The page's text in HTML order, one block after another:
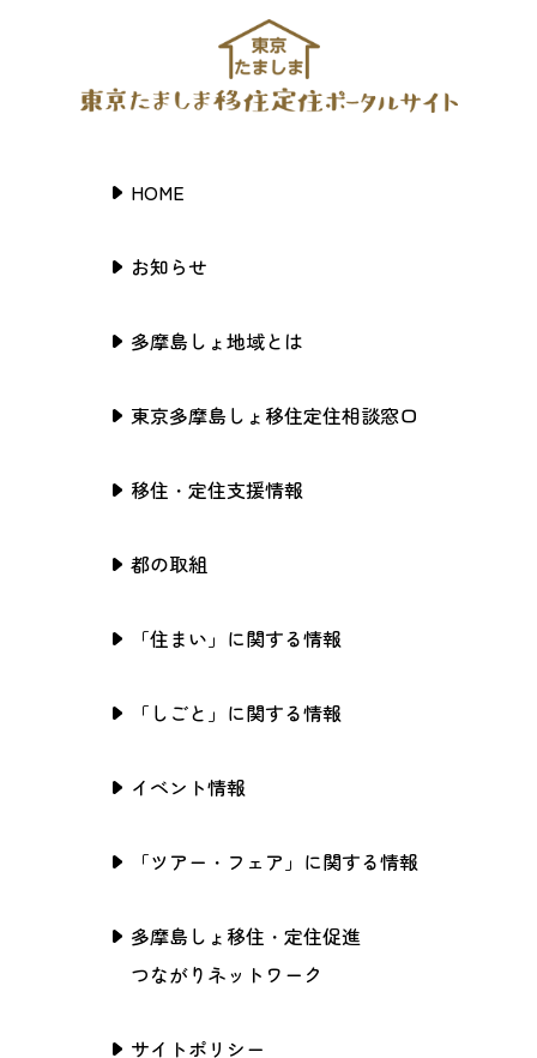
HOME
お知らせ
多摩島しょ地域とは
東京多摩島しょ移住定住相談窓口
移住・定住支援情報
都の取組
「住まい」に関する情報
「しごと」に関する情報
イベント情報
「ツアー・フェア」に関する情報
多摩島しょ移住・定住促進
つながりネットワーク
サイトポリシー